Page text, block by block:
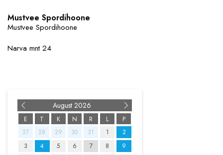
August
E T K N R L
P
27
28 29 30 31 1
2
3
4 5 6 7 8
9
Mustvee Spordihoone
Mustvee Spordihoone
Narva mnt 24